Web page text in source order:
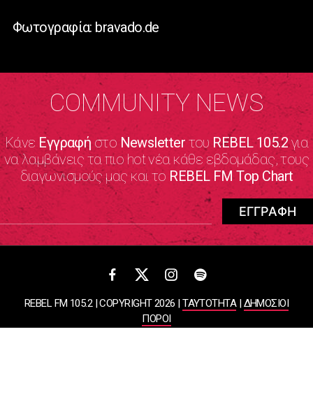
Φωτογραφία: bravado.de
COMMUNITY NEWS
Κάνε Εγγραφήστο NewsletterτουREBEL 105.2για
να λαμβάνεις τα πιο hot νέα κάθε εβδομάδας, τους
διαγωνισμούς μας και το REBEL FM Top Chart
REBEL FM 105.2 | COPYRIGHT 2026 |ΤΑΥΤΟΤΗΤΑ|ΔΗΜΟΣΙΟΙ
ΠΟΡΟΙ